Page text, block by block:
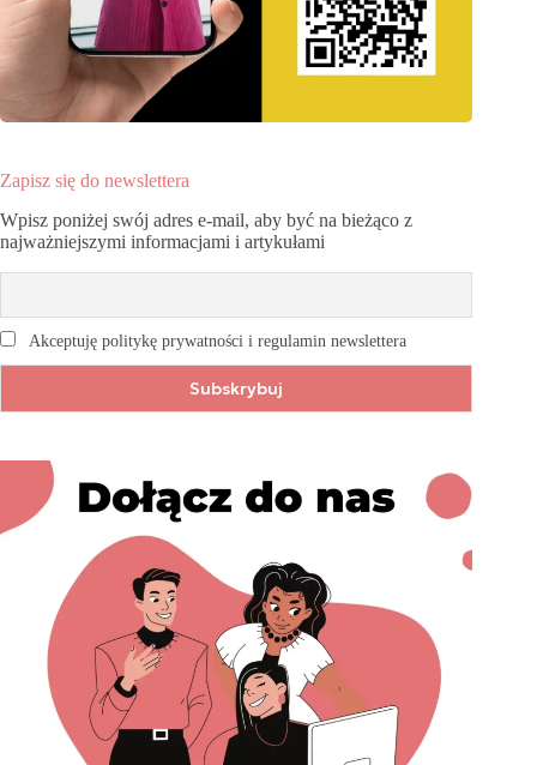
Zapisz się do newslettera
Wpisz poniżej swój adres e-mail, aby być na bieżąco z
najważniejszymi informacjami i artykułami
Akceptuję politykę prywatności i regulamin newslettera